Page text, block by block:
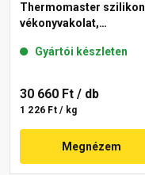
Thermomaster szilikon
vékonyvakolat,
21-D 25 kg
Gyártói készleten
30 660 Ft / db
1 226 Ft / kg
Megnézem